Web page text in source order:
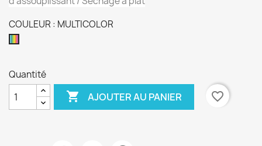
COULEUR : MULTICOLOR
Quantité
 AJOUTER AU PANIER favorite_border